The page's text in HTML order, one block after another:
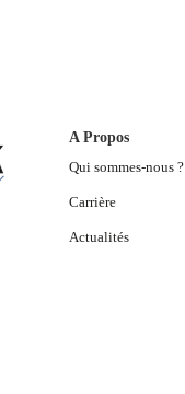
A Propos
Qui sommes-nous ?
Carrière
Actualités